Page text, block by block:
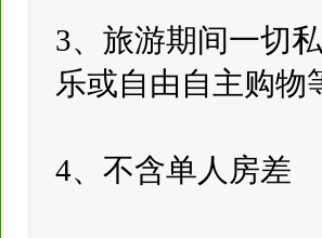
3、旅游期间一切
乐或自由自主购物
4、不含单人房差